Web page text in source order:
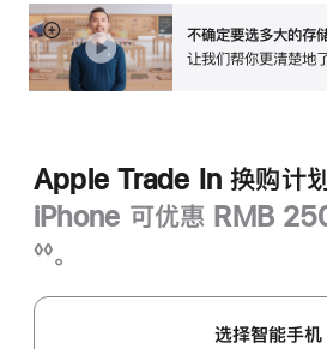
不确定要选多大的存
让我们帮你更清楚地
展
开
Apple Trade In 换购计划
iPhone 可优惠 RMB
注
◊◊。
选择智能手机